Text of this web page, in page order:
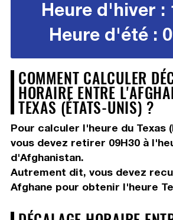
Heure d'hiver :
Heure d'été :
COMMENT CALCULER
HORAIRE ENTRE
TEXAS (ÉTATS-UNIS) ?
Pour calculer l'heure du Texas
vous devez retirer 09H30à
d'Afghanistan.
Autrement dit, vous devez
Afghane pour obtenir l'heure